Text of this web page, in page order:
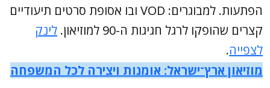
הפתעות. למבוגרים: VOD ובו אסופת סרטים תיעודיים
קצרים שהופקו לרגל חגיגות ה-90 למוזיאון.
לינק
לצפייה.
מוזיאון ארץ־ישראל: אומנות ויצירה לכל המשפחה